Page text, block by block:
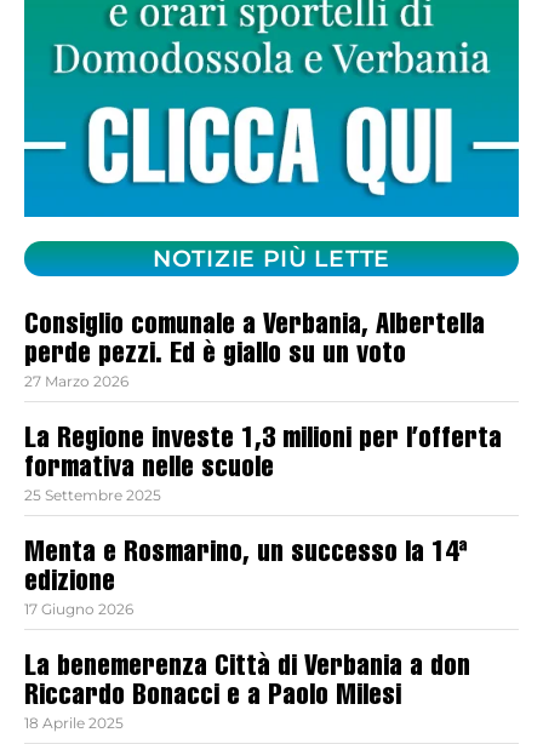
NOTIZIE PIÙ LETTE
Consiglio comunale a Verbania, Albertella
perde pezzi. Ed è giallo su un voto
27 Marzo 2026
La Regione investe 1,3 milioni per l’offerta
formativa nelle scuole
25 Settembre 2025
Menta e Rosmarino, un successo la 14ª
edizione
17 Giugno 2026
La benemerenza Città di Verbania a don
Riccardo Bonacci e a Paolo Milesi
18 Aprile 2025